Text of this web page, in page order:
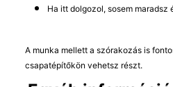
Ha itt dolgozol, sosem maradsz
A munka mellett a szórakozás is
csapatépítőkön vehetsz részt.